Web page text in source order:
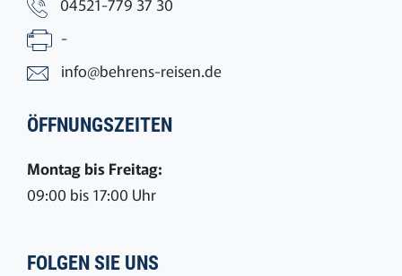
-
info@behrens-reisen.de
ÖFFNUNGSZEITEN
Montag bis Freitag:
09:00 bis 17:00 Uhr
FOLGEN SIE UNS